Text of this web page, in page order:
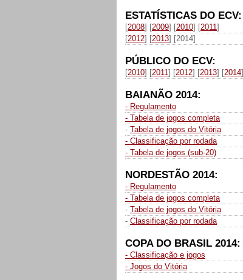
ESTATÍSTICAS DO ECV:
[2008] [2009] [2010] [2011]
[2012] [2013] [2014]
PÚBLICO DO ECV:
[2010] [2011] [2012] [2013] [2014]
BAIANÃO 2014:
- Regulamento
- Tabela de jogos completa
- Tabela de jogos do Vitória
- Classificação por rodada
- Tabela de jogos (sub-20)
NORDESTÃO 2014:
- Regulamento
- Tabela de jogos completa
- Tabela de jogos do Vitória
- Classificação por rodada
COPA DO BRASIL 2014:
- Classificação e jogos
- Jogos do Vitória